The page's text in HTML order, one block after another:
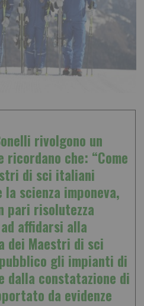
rivolgono un
ricordano che: “Come
di sci italiani
scienza imponeva,
pari risolutezza
affidarsi alla
dei Maestri di sci
gli impianti di
constatazione di
da evidenze